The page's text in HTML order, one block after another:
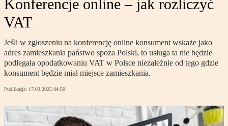
Konferencje online – jak rozliczyć
VAT
Jeśli w zgłoszeniu na konferencję online konsument wskaże jako
adres zamieszkania państwo spoza Polski, to usługa ta nie będzie
podlegała opodatkowaniu VAT w Polsce niezależnie od tego gdzie
konsument będzie miał miejsce zamieszkania.
Publikacja: 17.03.2025 04:50